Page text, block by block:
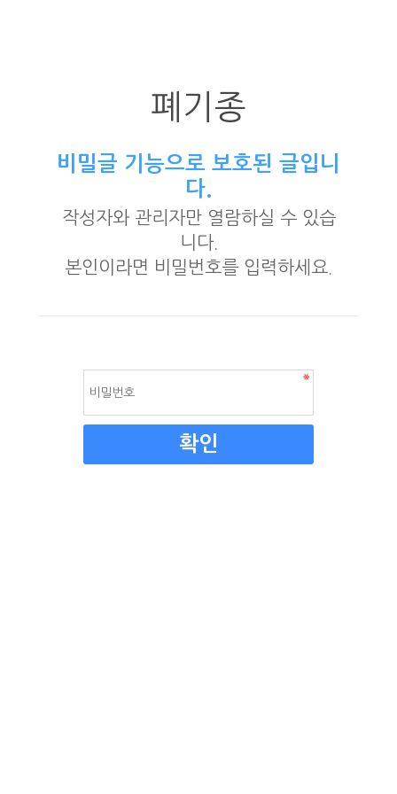
폐기종
비밀글 기능으로 보호된 글입니
다.
작성자와 관리자만 열람하실 수 있습
니다.
본인이라면 비밀번호를 입력하세요.